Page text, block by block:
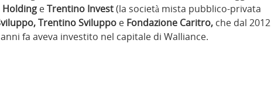
eTrentino Invest(la società mista pubblico-privata
Trentino Sviluppo e Fondazione Caritro, che dal 2012
fa aveva investito nel capitale di Walliance.